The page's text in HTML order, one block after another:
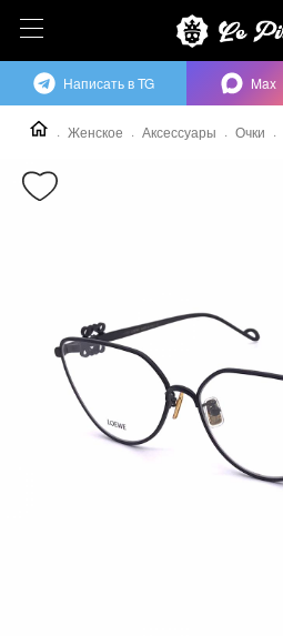
Женское Аксессуары Очки
Написать в TG Max